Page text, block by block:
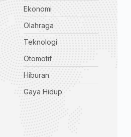
Ekonomi
Olahraga
Teknologi
Otomotif
Hiburan
Gaya Hidup